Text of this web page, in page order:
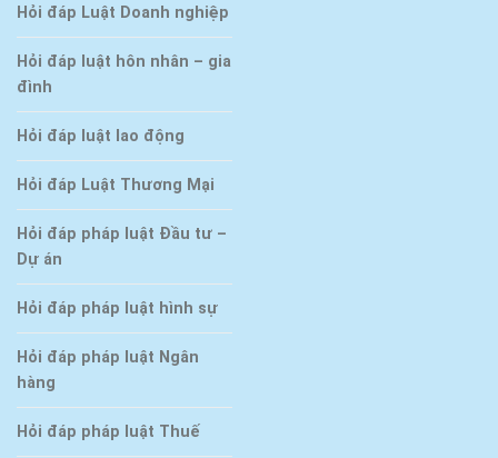
Hỏi đáp Luật Doanh nghiệp
Hỏi đáp luật hôn nhân – gia
đình
Hỏi đáp luật lao động
Hỏi đáp Luật Thương Mại
Hỏi đáp pháp luật Đầu tư –
Dự án
Hỏi đáp pháp luật hình sự
Hỏi đáp pháp luật Ngân
hàng
Hỏi đáp pháp luật Thuế